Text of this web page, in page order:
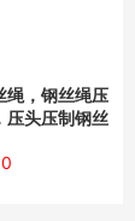
绳，钢丝绳压
压头压制钢丝